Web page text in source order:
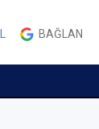
BAĞLAN